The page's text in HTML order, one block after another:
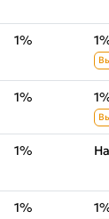
1%
1%
1%
1%